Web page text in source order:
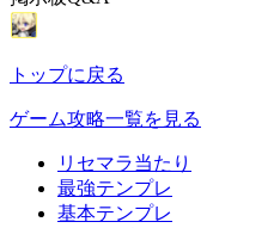
トップに戻る
ゲーム攻略一覧を見る
リセマラ当たり
最強テンプレ
基本テンプレ